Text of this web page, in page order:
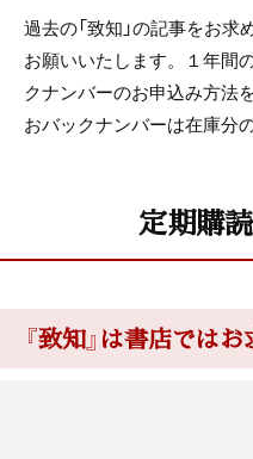
過去の「致知」の記事をお
お願いいたします。１年間
クナンバーのお申込み方法
おバックナンバーは在庫分
定期購
『致知』は書店では